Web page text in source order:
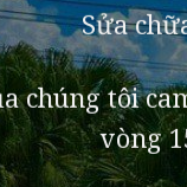
Sửa
chúng tôi
vòng